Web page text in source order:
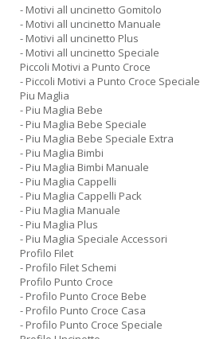
- Motivi all uncinetto Gomitolo
- Motivi all uncinetto Manuale
- Motivi all uncinetto Plus
- Motivi all uncinetto Speciale
Piccoli Motivi a Punto Croce
- Piccoli Motivi a Punto Croce Speciale
Piu Maglia
- Piu Maglia Bebe
- Piu Maglia Bebe Speciale
- Piu Maglia Bebe Speciale Extra
- Piu Maglia Bimbi
- Piu Maglia Bimbi Manuale
- Piu Maglia Cappelli
- Piu Maglia Cappelli Pack
- Piu Maglia Manuale
- Piu Maglia Plus
- Piu Maglia Speciale Accessori
Profilo Filet
- Profilo Filet Schemi
Profilo Punto Croce
- Profilo Punto Croce Bebe
- Profilo Punto Croce Casa
- Profilo Punto Croce Speciale